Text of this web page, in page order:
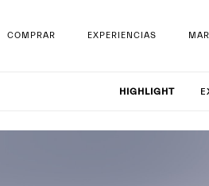
COMPRAR EXPERIENCIAS
HIGHLIGHT